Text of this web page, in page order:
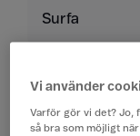
Surfa
Ringa inom
Vi använder
Varför gör vi det? Jo,
så bra som möjligt